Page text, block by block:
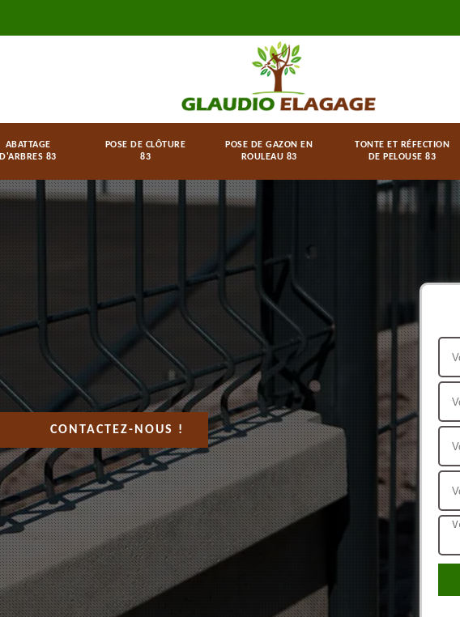
ABATTAGE
D'ARBRES 83
POSE DE CLÔTURE
83
POSE DE GAZON EN
ROULEAU 83
TONTE ET RÉFECTION
DE PELOUSE 83
CONTACTEZ-NOUS !